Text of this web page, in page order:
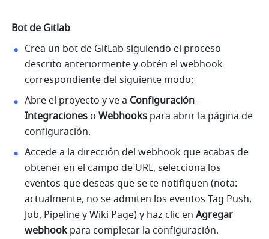
Bot de Gitlab
Crea un bot de GitLab siguiendo el proceso
descrito anteriormente y obtén el webhook
correspondiente del siguiente modo:
Abre el proyecto y ve a Configuración
Integraciones o Webhooks para abrir la página de
configuración.
Accede a la dirección del webhook que acabas de
obtener en el campo de URL, selecciona los
eventos que deseas que se te notifiquen (nota:
actualmente, no se admiten los eventos Tag Push,
Job, Pipeline y Wiki Page) y haz clic en Agregar
webhook para completar la configuración.